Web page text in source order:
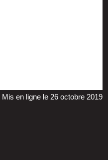
Mis en ligne le 26 octobre 2019